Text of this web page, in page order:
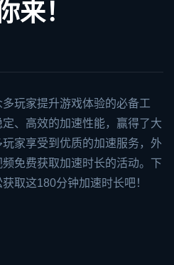
来！
多玩家提升游戏体验的必备工
、高效的加速性能，赢得了大
家享受到优质的加速服务，外
免费获取加速时长的活动。下
取这180分钟加速时长吧！